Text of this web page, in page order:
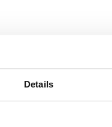
Details
z